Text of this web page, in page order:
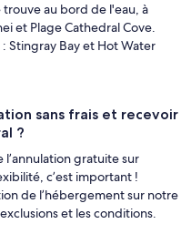
trouve au bord de l'eau, à
et Plage Cathedral Cove.
Stingray Bay et Hot Water
sans frais et recevoir
?
gratuite sur
c’est important !
de l’hébergement sur notre
et les conditions.